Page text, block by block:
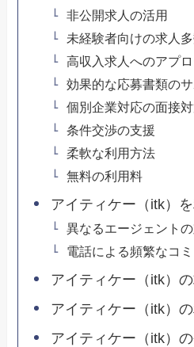
非公開求人の活用
未経験者向けの求人
高収入求人へのアプ
効果的な応募書類のサ
個別企業対応の面接
条件交渉の支援
柔軟な利用方法
無料の利用料
アイティケー（itk）
異なるエージェント
電話による頻繁なコ
アイティケー（itk）の
アイティケー（itk）
アイティケー（itk）